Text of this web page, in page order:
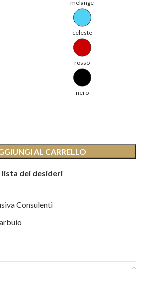
melange
celeste
rosso
nero
AL CARRELLO
lista dei desideri
Consulenti